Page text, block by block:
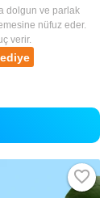
dolgun ve parlak
nüfuz eder.
verir.